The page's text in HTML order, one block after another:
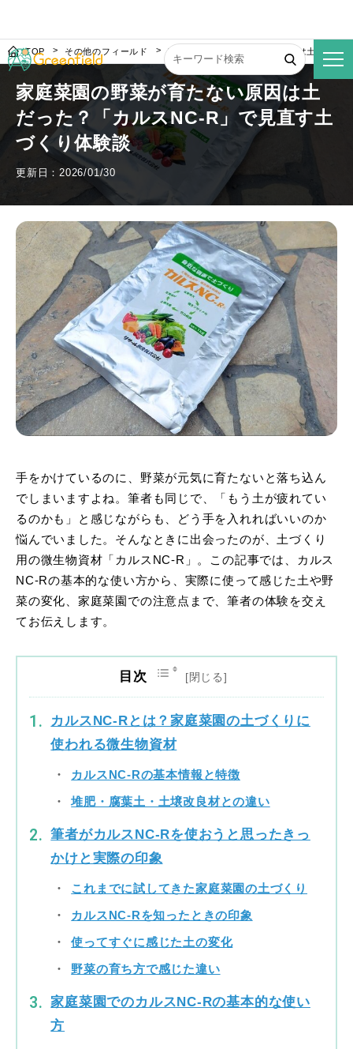
TOP その他のフィールド 家庭菜園の野菜が育たない原因は土だった
家庭菜園の野菜が育たない原因は土
だった？「カルスNC-R」で見直す土
づくり体験談
更新日：2026/01/30
手をかけているのに、野菜が元気に育たないと落ち込ん
でしまいますよね。筆者も同じで、「もう土が疲れてい
るのかも」と感じながらも、どう手を入れればいいのか
悩んでいました。そんなときに出会ったのが、土づくり
用の微生物資材「カルスNC-R」。この記事では、カルス
NC-Rの基本的な使い方から、実際に使って感じた土や野
菜の変化、家庭菜園での注意点まで、筆者の体験を交え
てお伝えします。
目次
カルスNC-Rとは？家庭菜園の土づくりに
使われる微生物資材
カルスNC-Rの基本情報と特徴
堆肥・腐葉土・土壌改良材との違い
筆者がカルスNC-Rを使おうと思ったきっ
かけと実際の印象
これまでに試してきた家庭菜園の土づくり
カルスNC-Rを知ったときの印象
使ってすぐに感じた土の変化
野菜の育ち方で感じた違い
家庭菜園でのカルスNC-Rの基本的な使い
方